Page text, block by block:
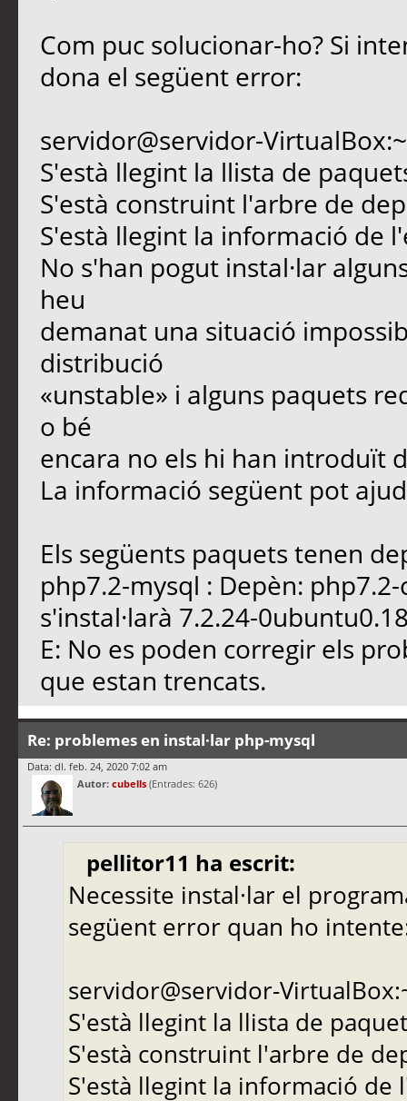
Com puc solucionar-ho? Si
dona el següent error:
servidor@servidor-
S'està llegint la llista de
S'està construint l'arbre de
S'està llegint la informació de
No s'han pogut instal·lar
heu
demanat una situació
distribució
«unstable» i alguns paquets
o bé
encara no els hi han introduït
La informació següent pot
Els següents paquets tenen
php7.2-mysql : Depèn:
s'instal·larà 7.2.24-
E: No es poden corregir els
que estan trencats.
Re: problemes en instal·lar php-mysql
Data: dl. feb. 24, 2020 7:02 am
Autor: cubells (Entrades: 626)
pellitor11 ha escrit:
Necessite instal·lar el
següent error quan ho
servidor@servidor-
S'està llegint la llista de
S'està construint l'arbre de
S'està llegint la informació de